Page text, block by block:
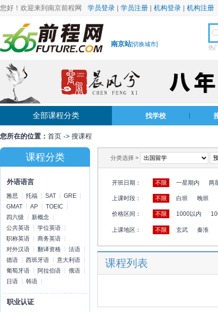
您好！欢迎来到南京前程网 学员登录 | 学员注册 | 机构登录 | 机构注册
南京站[切换城市] 热
全部课程分类 找学校
您所在的位置： 首页 -> 搜课程
课程分类
外语语言
雅思 托福 SAT
GRE
GMAT
AP
TOEIC
四六级
新概念
公共英语
学位英语
职称英语
商务英语
对外汉语
翻译资格
法语
德语
西班牙语
意大利语
葡萄牙语
阿拉伯语
俄语
日语
韩语
职业认证
分类选择 >
开班日期： 不限 一星期内 两
上课时段： 不限 白班 晚班
价格区间： 不限 1000以内
上课地区： 不限 玄武 秦淮
课程列表